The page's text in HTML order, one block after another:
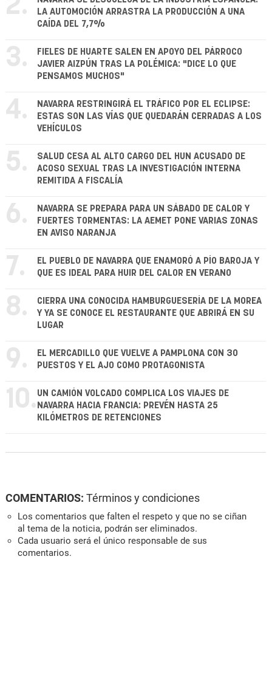
2.
LA AUTOMOCIÓN ARRASTRA LA PRODUCCIÓN A UNA
CAÍDA DEL 7,7%
3.
FIELES DE HUARTE SALEN EN APOYO DEL PÁRROCO
JAVIER AIZPÚN TRAS LA POLÉMICA: "DICE LO QUE
PENSAMOS MUCHOS"
4.
NAVARRA RESTRINGIRÁ EL TRÁFICO POR EL ECLIPSE:
ESTAS SON LAS VÍAS QUE QUEDARÁN CERRADAS A LOS
VEHÍCULOS
5.
SALUD CESA AL ALTO CARGO DEL HUN ACUSADO DE
ACOSO SEXUAL TRAS LA INVESTIGACIÓN INTERNA
REMITIDA A FISCALÍA
6.
NAVARRA SE PREPARA PARA UN SÁBADO DE CALOR Y
FUERTES TORMENTAS: LA AEMET PONE VARIAS ZONAS
EN AVISO NARANJA
7.
EL PUEBLO DE NAVARRA QUE ENAMORÓ A PÍO BAROJA Y
QUE ES IDEAL PARA HUIR DEL CALOR EN VERANO
8.
CIERRA UNA CONOCIDA HAMBURGUESERÍA DE LA MOREA
Y YA SE CONOCE EL RESTAURANTE QUE ABRIRÁ EN SU
LUGAR
9.
EL MERCADILLO QUE VUELVE A PAMPLONA CON 30
PUESTOS Y EL AJO COMO PROTAGONISTA
10. UN CAMIÓN VOLCADO COMPLICA LOS VIAJES DE
NAVARRA HACIA FRANCIA: PREVÉN HASTA 25
KILÓMETROS DE RETENCIONES
COMENTARIOS: Términos y condiciones
Los comentarios que falten el respeto y que no se ciñan
al tema de la noticia, podrán ser eliminados.
Cada usuario será el único responsable de sus
comentarios.